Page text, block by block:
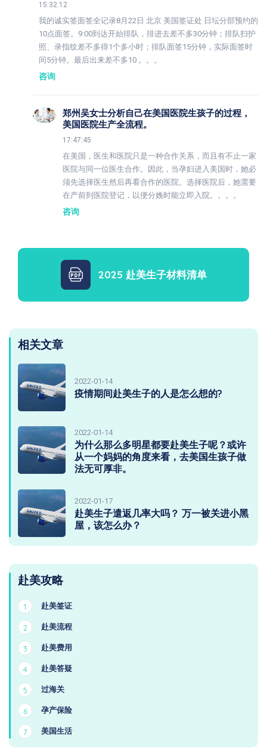
15:32:12
我的诚实签面签全记录8月22日 北京 美国签证处 日坛分部预约的
10点面签。9:00到达开始排队，排进去差不多30分钟；排队扫护
照、录指纹差不多得1个多小时；排队面签15分钟，实际面签时
间5分钟。最后出来差不多10 。。。
咨询
郑州吴女士分析自己在美国医院生孩子的过程，
美国医院生产全流程。
17:47:45
在美国，医生和医院只是一种合作关系，而且有不止一家
医院与同一位医生合作。因此，当孕妇进入美国时，她必
须先选择医生然后再看合作的医院。选择医院后，她需要
在产前到医院登记，以便分娩时能立即入院。。。。
咨询
2025 赴美生子材料清单
相关文章
2022-01-14
疫情期间赴美生子的人是怎么想的?
2022-01-14
为什么那么多明星都要赴美生子呢？或许
从一个妈妈的角度来看，去美国生孩子做
法无可厚非。
2022-01-17
赴美生子遣返几率大吗？ 万一被关进小黑
屋，该怎么办？
赴美攻略
1 赴美签证
2 赴美流程
3 赴美费用
4 赴美答疑
5 过海关
6 孕产保险
7 美国生活